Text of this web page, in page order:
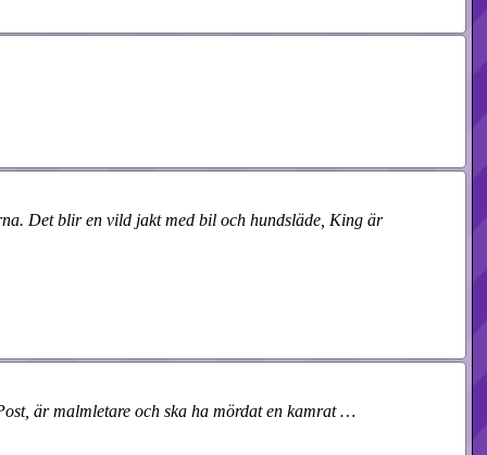
Det blir en vild jakt med bil och hundsläde, King är
är malmletare och ska ha mördat en kamrat …